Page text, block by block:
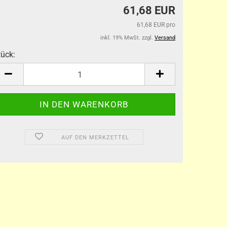
61,68 EUR
61,68 EUR pro
inkl. 19% MwSt. zzgl. Versand
AUF DEN MERKZETTEL